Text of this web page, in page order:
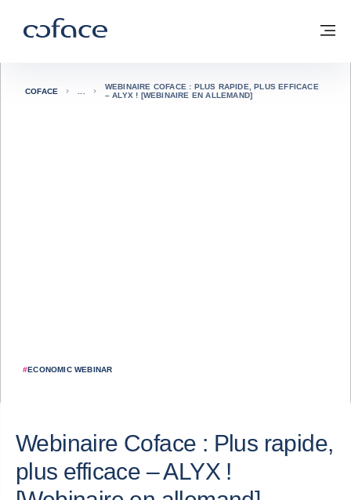
Coface, for Trade - Page d'accueil Groupe Coface
Retour à la page d'accueil
#ECONOMIC WEBINAR
COFACE
WEBINAIRE COFACE : PLUS RAPIDE, PLUS EFFICACE
– ALYX ! [WEBINAIRE EN ALLEMAND]
Webinaire Coface : Plus rapide,
plus efficace – ALYX !